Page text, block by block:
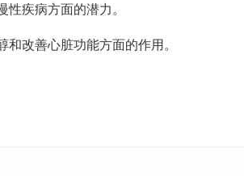
疾病方面的潜力。
改善心脏功能方面的作用。